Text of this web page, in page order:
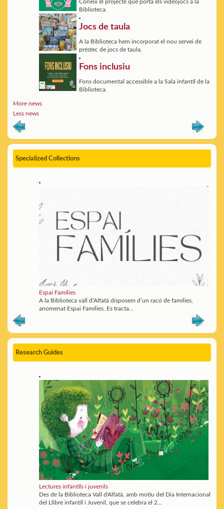
Coneix el projecte que porta els videojocs a la
Biblioteca.
Jocs de taula
A la Biblioteca hem incorporat el nou servei de
préstec de jocs de taula.
Fons inclusiu
Fons documental accessible a la Sala infantil de la
Biblioteca.
More news
Less news
Specialized Collections
Espai Famílies
A la Biblioteca vall d’Alfatà disposem d’un racó de famílies,
anomenat Espai Famílies. Es tracta...
Research Guides
Lectures infantils i juvenils
Des de la Biblioteca Vall d'Alfatà, amb motiu del Dia Internacional
del Llibre infantil i Juvenil, que se celebra el 2...